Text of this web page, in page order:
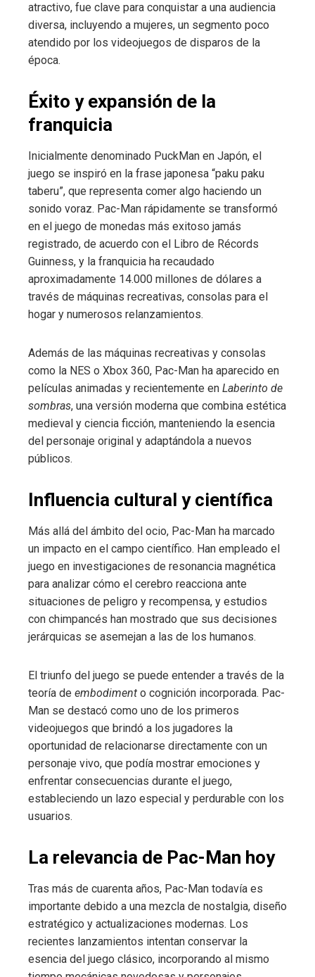
atractivo, fue clave para conquistar a una audiencia
diversa, incluyendo a mujeres, un segmento poco
atendido por los videojuegos de disparos de la
época.
Éxito y expansión de la
franquicia
Inicialmente denominado PuckMan en Japón, el
juego se inspiró en la frase japonesa “paku paku
taberu”, que representa comer algo haciendo un
sonido voraz. Pac-Man rápidamente se transformó
en el juego de monedas más exitoso jamás
registrado, de acuerdo con el Libro de Récords
Guinness, y la franquicia ha recaudado
aproximadamente 14.000 millones de dólares a
través de máquinas recreativas, consolas para el
hogar y numerosos relanzamientos.
Además de las máquinas recreativas y consolas
como la NES o Xbox 360, Pac-Man ha aparecido en
películas animadas y recientemente en Laberinto de
sombras, una versión moderna que combina estética
medieval y ciencia ficción, manteniendo la esencia
del personaje original y adaptándola a nuevos
públicos.
Influencia cultural y científica
Más allá del ámbito del ocio, Pac-Man ha marcado
un impacto en el campo científico. Han empleado el
juego en investigaciones de resonancia magnética
para analizar cómo el cerebro reacciona ante
situaciones de peligro y recompensa, y estudios
con chimpancés han mostrado que sus decisiones
jerárquicas se asemejan a las de los humanos.
El triunfo del juego se puede entender a través de la
teoría de embodiment o cognición incorporada. Pac-
Man se destacó como uno de los primeros
videojuegos que brindó a los jugadores la
oportunidad de relacionarse directamente con un
personaje vivo, que podía mostrar emociones y
enfrentar consecuencias durante el juego,
estableciendo un lazo especial y perdurable con los
usuarios.
La relevancia de Pac-Man hoy
Tras más de cuarenta años, Pac-Man todavía es
importante debido a una mezcla de nostalgia, diseño
estratégico y actualizaciones modernas. Los
recientes lanzamientos intentan conservar la
esencia del juego clásico, incorporando al mismo